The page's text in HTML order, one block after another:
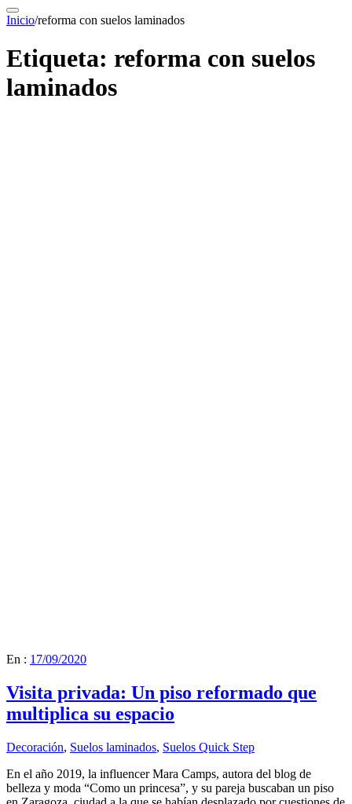
Inicio/reforma con suelos laminados
Etiqueta: reforma con suelos
laminados
En : 17/09/2020
Visita privada: Un piso reformado que
multiplica su espacio
Decoración, Suelos laminados, Suelos Quick Step
En el año 2019, la influencer Mara Camps, autora del blog de
belleza y moda “Como un princesa”, y su pareja buscaban un piso